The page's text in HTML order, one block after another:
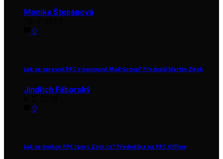
Monika Štepánová
0
Jak se spravují PPC v kampaně Mall Group? Přednáší Martin Zítek
Jindřich Fáborský
0
Jak se buduje PPC tým v Zoot.cz? Přednáška na PPC Offline